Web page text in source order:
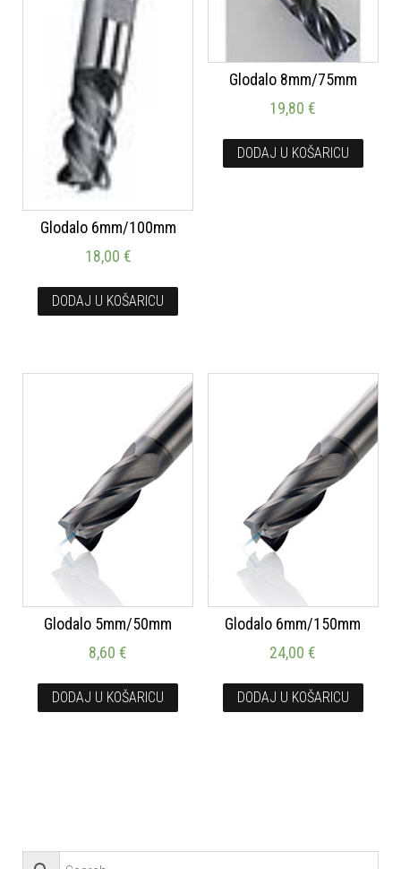
Glodalo 6mm/100mm
18,00 €
DODAJ U KOŠARICU
Glodalo 8mm/75mm
19,80€
DODAJ U KOŠARICU
Glodalo 5mm/50mm
8,60€
DODAJ U KOŠARICU
Glodalo 6mm/150mm
24,00€
DODAJ U KOŠARICU